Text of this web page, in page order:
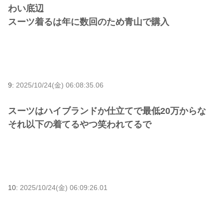
わい底辺
スーツ着るは年に数回のため青山で購入
9: 2025/10/24(金) 06:08:35.06
スーツはハイブランドか仕立てで最低20万からな
それ以下の着てるやつ笑われてるで
10: 2025/10/24(金) 06:09:26.01